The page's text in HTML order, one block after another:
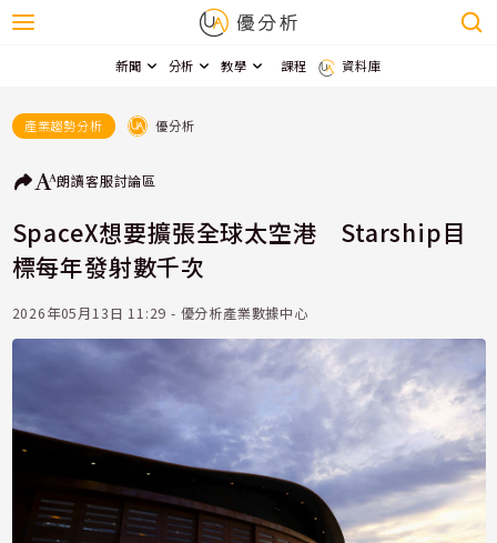
新聞 分析 教學 課程 資料庫
產業趨勢分析 優分析
朗讀客服討論區
SpaceX想要擴張全球太空港 Starship目
標每年發射數千次
2026年05月13日 11:29 - 優分析產業數據中心